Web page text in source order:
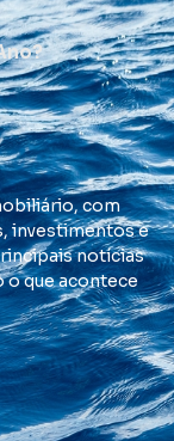
com
investimentos e
notícias
que acontece